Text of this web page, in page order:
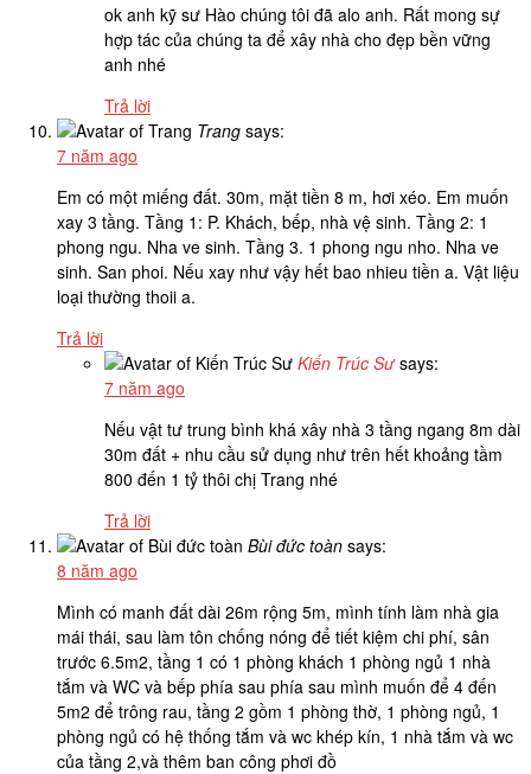
ok anh kỹ sư Hào chúng tôi đã alo anh. Rất mong sự
hợp tác của chúng ta để xây nhà cho đẹp bền vững
anh nhé
Trả lời
Trang says:
7 năm ago
Em có một miếng đất. 30m, mặt tiền 8 m, hơi xéo. Em muốn
xay 3 tầng. Tầng 1: P. Khách, bếp, nhà vệ sinh. Tầng 2: 1
phong ngu. Nha ve sinh. Tầng 3. 1 phong ngu nho. Nha ve
sinh. San phoi. Nếu xay như vậy hết bao nhieu tiền a. Vật liệu
loại thường thoii a.
Trả lời
Kiến Trúc Sư says:
7 năm ago
Nếu vật tư trung bình khá xây nhà 3 tầng ngang 8m dài
30m đất + nhu cầu sử dụng như trên hết khoảng tầm
800 đến 1 tỷ thôi chị Trang nhé
Trả lời
Bùi đức toàn says:
8 năm ago
Mình có manh đất dài 26m rộng 5m, mình tính làm nhà gia
mái thái, sau làm tôn chống nóng để tiết kiệm chi phí, sân
trước 6.5m2, tầng 1 có 1 phòng khách 1 phòng ngủ 1 nhà
tắm và WC và bếp phía sau phía sau mình muốn để 4 đến
5m2 để trông rau, tầng 2 gồm 1 phòng thờ, 1 phòng ngủ, 1
phòng ngủ có hệ thống tắm và wc khép kín, 1 nhà tắm và wc
của tầng 2,và thêm ban công phơi đồ